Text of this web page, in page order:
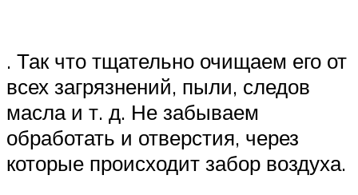
. Так что тщательно очищаем его от
всех загрязнений, пыли, следов
масла и т. д. Не забываем
обработать и отверстия, через
которые происходит забор воздуха.